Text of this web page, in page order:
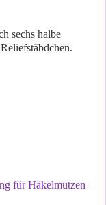
sechs halbe
für Häkelmützen